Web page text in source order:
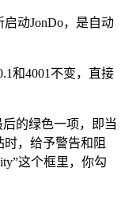
动JonDo，是自动
和4001不变，直接
的绿色一项，即当
，给予警告和阻
这个框里，你勾